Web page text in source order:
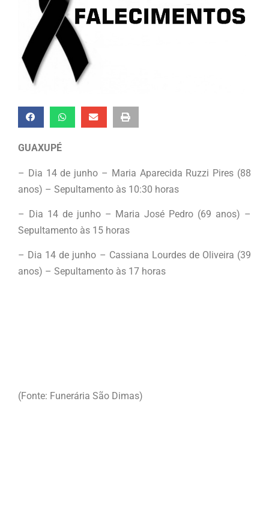
GUAXUPÉ
– Dia 14 de junho – Maria Aparecida Ruzzi Pires (88
anos) – Sepultamento às 10:30 horas
– Dia 14 de junho – Maria José Pedro (69 anos) –
Sepultamento às 15 horas
– Dia 14 de junho – Cassiana Lourdes de Oliveira (39
anos) – Sepultamento às 17 horas
(Fonte: Funerária São Dimas)